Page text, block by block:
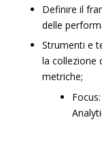
Definire il
delle
Strumenti e
la collezione
metriche;